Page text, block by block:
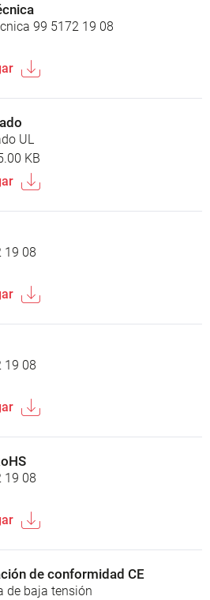
99 5172 19 08
UL
KB
19 08
19 08
19 08
de conformidad CE
de baja tensión